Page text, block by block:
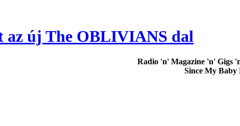
az új The OBLIVIANS dal
Radio 'n' Magazine 'n' Gigs
Since My Baby